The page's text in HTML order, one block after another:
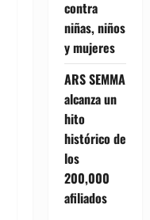
contra
niñas, niños
y mujeres
ARS SEMMA
alcanza un
hito
histórico de
los
200,000
afiliados